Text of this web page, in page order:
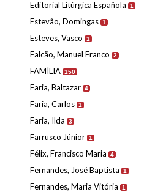
Editorial Litúrgica Española 1
Estevão, Domingas 1
Esteves, Vasco 1
Falcão, Manuel Franco 2
FAMÍLIA 150
Faria, Baltazar 4
Faria, Carlos 1
Faria, Ilda 3
Farrusco Júnior 1
Félix, Francisco Maria 4
Fernandes, José Baptista 1
Fernandes, Maria Vitória 1